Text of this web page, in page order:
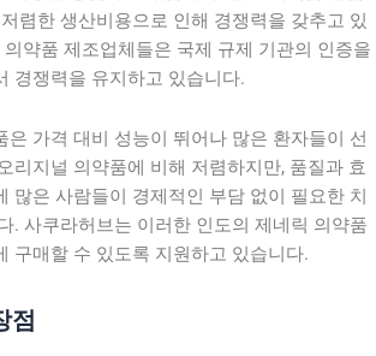
렴한 생산비용으로 인해 경쟁력을 갖추고 있
약품 제조업체들은 국제 규제 기관의 인증을
경쟁력을 유지하고 있습니다.
은 가격 대비 성능이 뛰어나 많은 환자들이 선
리지널 의약품에 비해 저렴하지만, 품질과 효
많은 사람들이 경제적인 부담 없이 필요한 치
. 사쿠라허브는 이러한 인도의 제네릭 의약품
구매할 수 있도록 지원하고 있습니다.
점